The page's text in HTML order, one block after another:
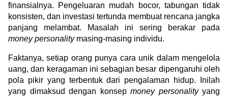
Profile
Tata Kelola
finansialnya. Pengeluaran mudah bocor, tabungan tidak
konsisten, dan investasi tertunda membuat rencana jangka
money personality masing-masing individu.
Faktanya, setiap orang punya cara unik dalam mengelola
uang, dan keragaman ini sebagian besar dipengaruhi oleh
pola pikir yang terbentuk dari pengalaman hidup. Inilah
yang dimaksud dengan konsep money personality yang